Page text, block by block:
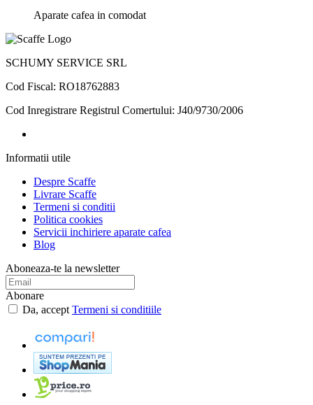
Aparate cafea in comodat
SCHUMY SERVICE SRL
Cod Fiscal: RO18762883
Cod Inregistrare Registrul Comertului: J40/9730/2006
Informatii utile
Despre Scaffe
Livrare Scaffe
Termeni si conditii
Politica cookies
Servicii inchiriere aparate cafea
Blog
Aboneaza-te la newsletter
Abonare
Da, accept Termeni si conditiile